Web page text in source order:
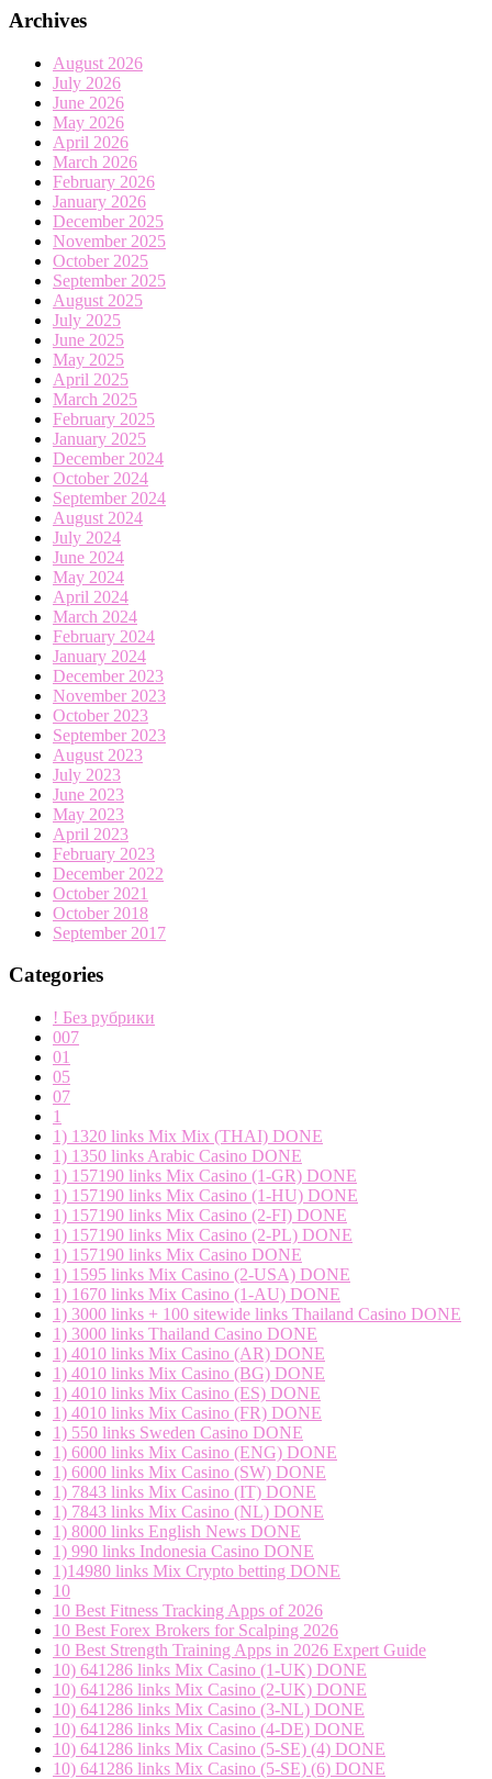
Archives
August 2026
July 2026
June 2026
May 2026
April 2026
March 2026
February 2026
January 2026
December 2025
November 2025
October 2025
September 2025
August 2025
July 2025
June 2025
May 2025
April 2025
March 2025
February 2025
January 2025
December 2024
October 2024
September 2024
August 2024
July 2024
June 2024
May 2024
April 2024
March 2024
February 2024
January 2024
December 2023
November 2023
October 2023
September 2023
August 2023
July 2023
June 2023
May 2023
April 2023
February 2023
December 2022
October 2021
October 2018
September 2017
Categories
! Без рубрики
007
01
05
07
1
1) 1320 links Mix Mix (THAI) DONE
1) 1350 links Arabic Casino DONE
1) 157190 links Mix Casino (1-GR) DONE
1) 157190 links Mix Casino (1-HU) DONE
1) 157190 links Mix Casino (2-FI) DONE
1) 157190 links Mix Casino (2-PL) DONE
1) 157190 links Mix Casino DONE
1) 1595 links Mix Casino (2-USA) DONE
1) 1670 links Mix Casino (1-AU) DONE
1) 3000 links + 100 sitewide links Thailand Casino DONE
1) 3000 links Thailand Casino DONE
1) 4010 links Mix Casino (AR) DONE
1) 4010 links Mix Casino (BG) DONE
1) 4010 links Mix Casino (ES) DONE
1) 4010 links Mix Casino (FR) DONE
1) 550 links Sweden Casino DONE
1) 6000 links Mix Casino (ENG) DONE
1) 6000 links Mix Casino (SW) DONE
1) 7843 links Mix Casino (IT) DONE
1) 7843 links Mix Casino (NL) DONE
1) 8000 links English News DONE
1) 990 links Indonesia Casino DONE
1)14980 links Mix Crypto betting DONE
10
10 Best Fitness Tracking Apps of 2026
10 Best Forex Brokers for Scalping 2026
10 Best Strength Training Apps in 2026 Expert Guide
10) 641286 links Mix Casino (1-UK) DONE
10) 641286 links Mix Casino (2-UK) DONE
10) 641286 links Mix Casino (3-NL) DONE
10) 641286 links Mix Casino (4-DE) DONE
10) 641286 links Mix Casino (5-SE) (4) DONE
10) 641286 links Mix Casino (5-SE) (6) DONE